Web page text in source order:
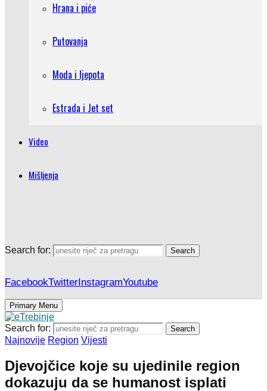
Hrana i piće
Putovanja
Moda i ljepota
Estrada i Jet set
Video
Mišljenja
Search for: Search
FacebookTwitterInstagramYoutube
Primary Menu
Search for: Search
Najnovije Region Vijesti
Djevojčice koje su ujedinile region
dokazuju da se humanost isplati